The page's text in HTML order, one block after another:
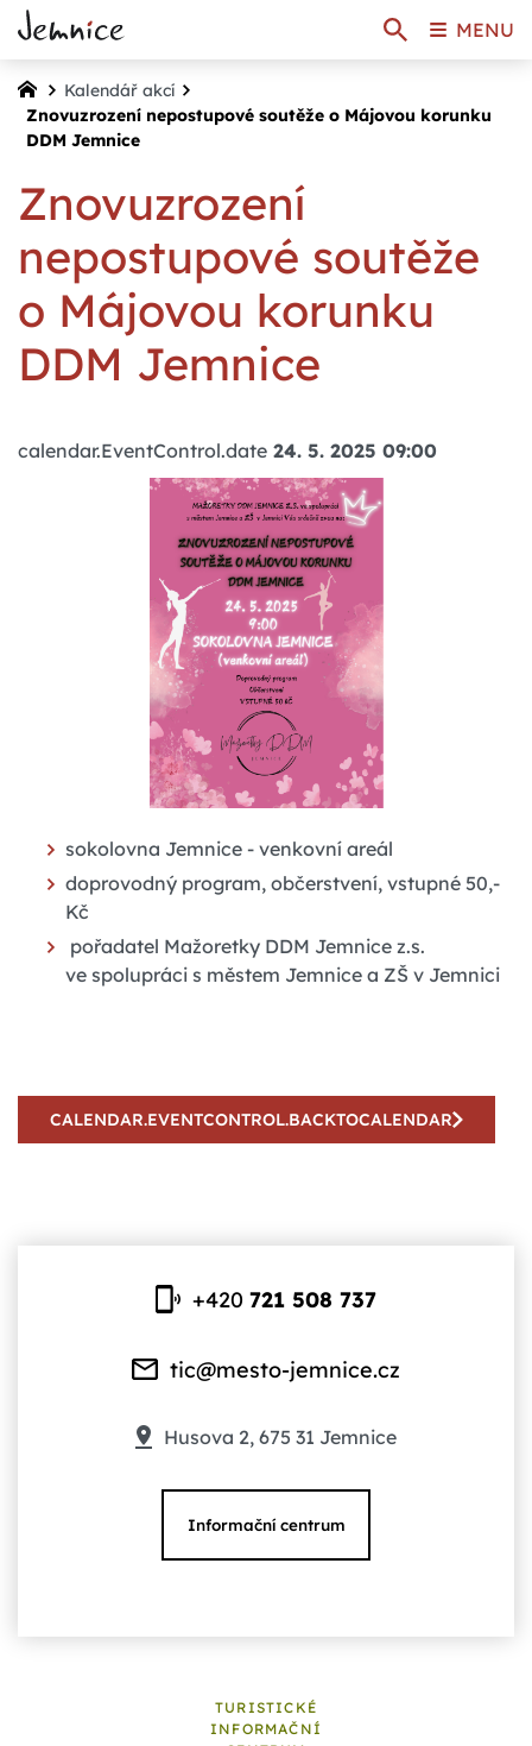
Kalendář akcí
Znovuzrození nepostupové soutěže o Májovou korunku
DDM Jemnice
Znovuzrození
nepostupové soutěže
o Májovou korunku
DDM Jemnice
calendar.EventControl.date 24. 5. 2025 09:00
sokolovna Jemnice - venkovní areál
doprovodný program, občerstvení, vstupné 50,-
Kč
pořadatel Mažoretky DDM Jemnice z.s.
ve spolupráci s městem Jemnice a ZŠ v Jemnici
CALENDAR.EVENTCONTROL.BACKTOCALENDAR
+420721 508 737
tic@mesto-jemnice.cz
Husova 2, 675 31 Jemnice
Informační centrum
TURISTICKÉ
INFORMAČNÍ
MENU